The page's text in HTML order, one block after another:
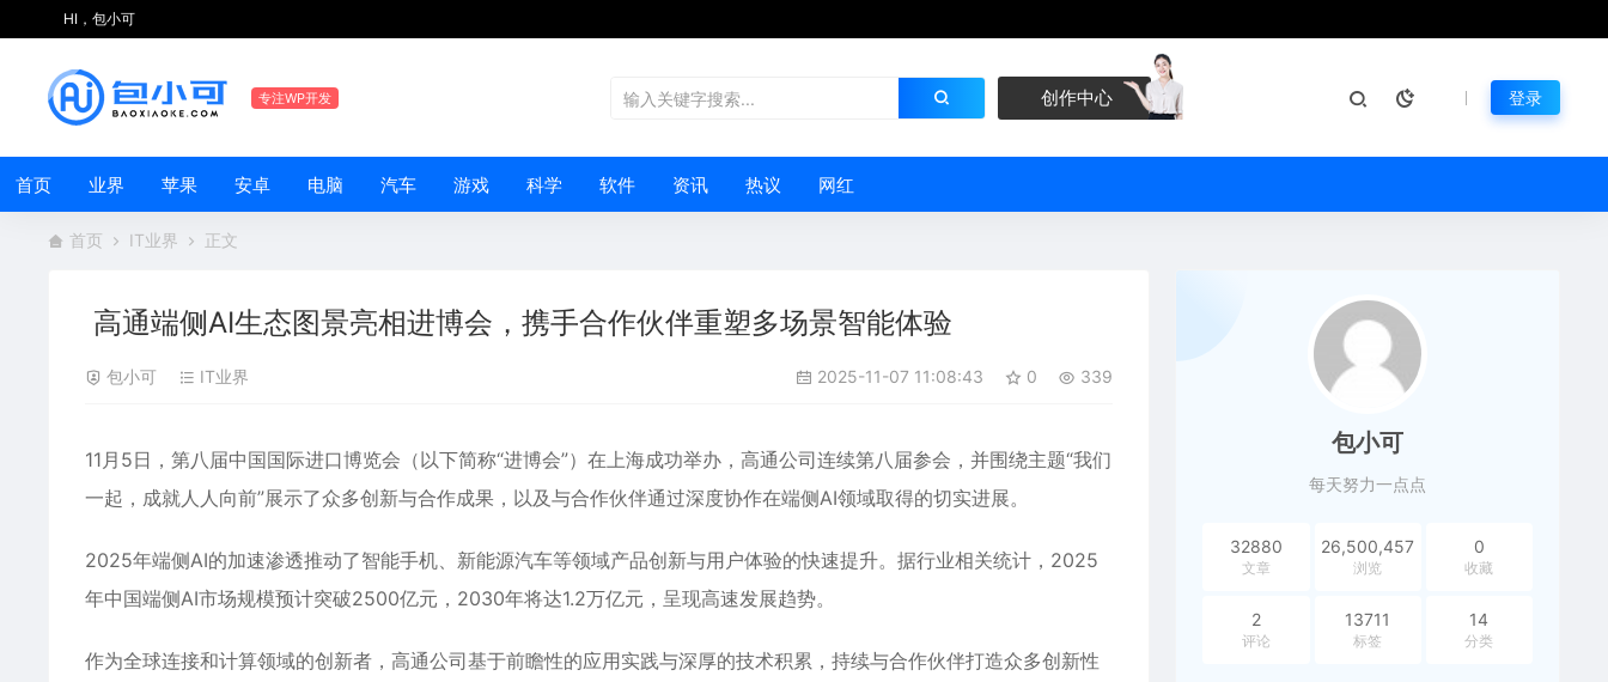
HI，包小可
专注WP开发 创作中心 登录
首页 业界 苹果 安卓 电脑 汽车 游戏 科学 软件 资讯 热议 网红
首页 IT业界 正文
高通端侧AI生态图景亮相进博会，携手合作伙伴重塑多场景智能体验
包小可 IT业界 2025-11-07 11:08:43 0 339
11月5日，第八届中国国际进口博览会（以下简称“进博会”）在上海成功举办，高通公司连续第八届参会，并围绕主题“我们
一起，成就人人向前”展示了众多创新与合作成果，以及与合作伙伴通过深度协作在端侧AI领域取得的切实进展。
2025年端侧AI的加速渗透推动了智能手机、新能源汽车等领域产品创新与用户体验的快速提升。据行业相关统计，2025
年中国端侧AI市场规模预计突破2500亿元，2030年将达1.2万亿元，呈现高速发展趋势。
作为全球连接和计算领域的创新者，高通公司基于前瞻性的应用实践与深厚的技术积累，持续与合作伙伴打造众多创新性
包小可
每天努力一点点
32880
文章
26,500,457
浏览
0
收藏
2
评论
13711
标签
14
分类